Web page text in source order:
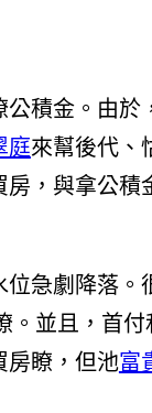
積金。由於
庭來幫後代、
，與拿公積
位急劇降落
並且，首
房瞭，但池富